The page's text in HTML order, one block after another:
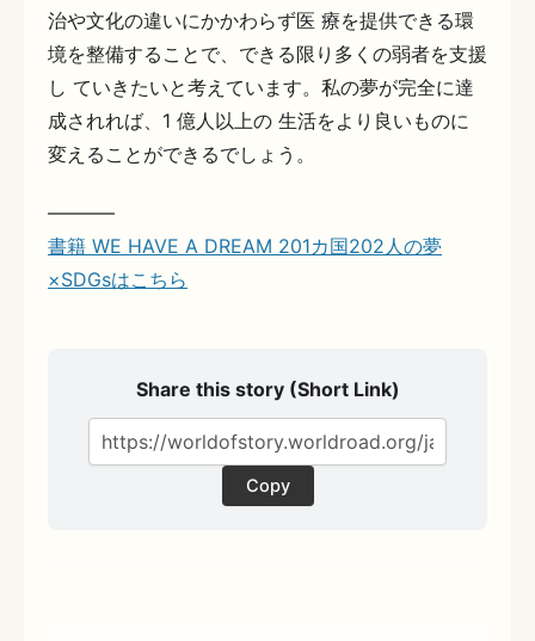
治や文化の違いにかかわらず医 療を提供できる環
境を整備することで、できる限り多くの弱者を支援
し ていきたいと考えています。私の夢が完全に達
成されれば、1 億人以上の 生活をより良いものに
変えることができるでしょう。
———–
書籍 WE HAVE A DREAM 201カ国202人の夢
×SDGsはこちら
Share this story (Short Link)
Copy